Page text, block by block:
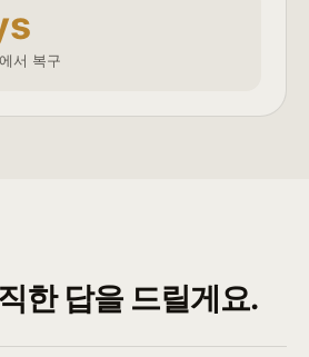
서 복구
한 답을 드릴게요.